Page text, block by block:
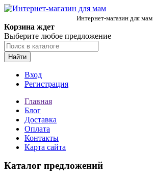
Интернет-магазин для мам
Корзина ждет
Выберите любое предложение
Найти
Вход
Регистрация
Главная
Блог
Доставка
Оплата
Контакты
Карта сайта
Каталог предложений